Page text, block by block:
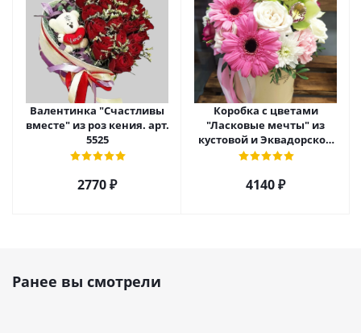
Валентинка "Счастливы
вместе" из роз кения. арт.
5525
2770 ₽
Коробка с цветами
"Ласковые мечты" из
кустовой и Эквадорской
розы, орхидеи и гербер
4140 ₽
Ранее вы смотрели